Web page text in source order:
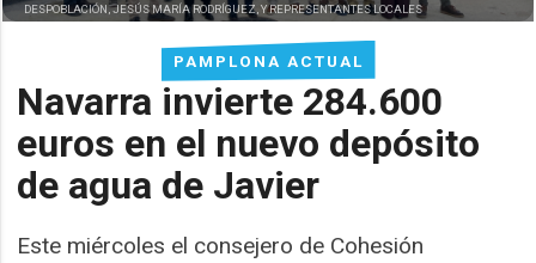
PAMPLONA ACTUAL
Navarra invierte 284.600
euros en el nuevo depósito
de agua de Javier
Este miércoles el consejero de Cohesión
DESPOBLACIÓN, JESÚS MARÍA RODRÍGUEZ, Y REPRESENTANTES LOCALES